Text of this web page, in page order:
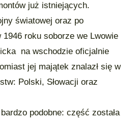
już istniejących.
światowej oraz po
roku soborze we Lwowie
na wschodzie oficjalnie
jej majątek znalazł się w
Polski, Słowacji oraz
podobne: część została